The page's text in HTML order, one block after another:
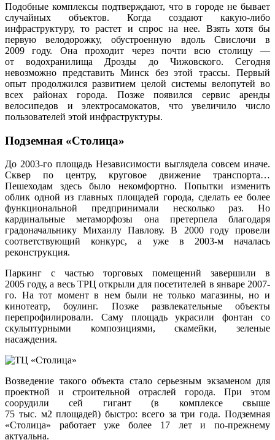
Подобные комплексы подтверждают, что в городе не бывает
случайных объектов. Когда создают какую-либо
инфраструктуру, то растет и спрос на нее. Взять хотя бы
первую велодорожку, обустроенную вдоль Свислочи в
2009 году. Она проходит через почти всю столицу —
от водохранилища Дрозды до Чижовского. Сегодня
невозможно представить Минск без этой трассы. Первый
опыт продолжился развитием целой системы велопутей во
всех районах города. Позже появился сервис аренды
велосипедов и электросамокатов, что увеличило число
пользователей этой инфраструктуры.
Подземная «Столица»
До 2003-го площадь Независимости выглядела совсем иначе.
Сквер по центру, круговое движение транспорта…
Пешеходам здесь было некомфортно. Попытки изменить
облик одной из главных площадей города, сделать ее более
функциональной предпринимали несколько раз. Но
кардинальные метаморфозы она претерпела благодаря
градоначальнику Михаилу Павлову. В 2000 году провели
соответствующий конкурс, а уже в 2003-м началась
реконструкция.
Паркинг с частью торговых помещений завершили в
2005 году, а весь ТРЦ открыли для посетителей в январе 2007-
го. На тот момент в нем были не только магазины, но и
кинотеатр, боулинг. Позже развлекательные объекты
перепрофилировали. Саму площадь украсили фонтан со
скульптурными композициями, скамейки, зеленые
насаждения.
Возведение такого объекта стало серьезным экзаменом для
проектной и строительной отраслей города. При этом
соорудили сей гигант (в комплексе свыше
75 тыс. м2 площадей) быстро: всего за три года. Подземная
«Столица» работает уже более 17 лет и по-прежнему
актуальна.